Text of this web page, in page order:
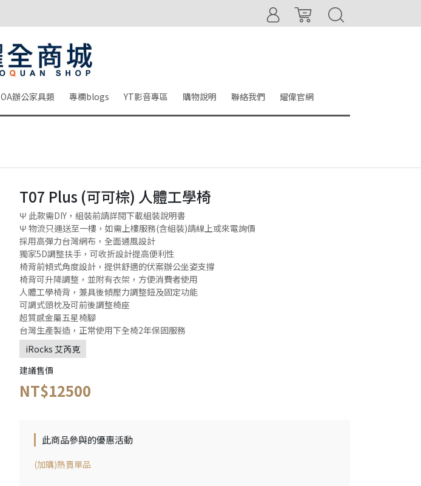
OA辦公家具類 專欄blogs YT影音專區 購物說明 聯絡我們 耀偉官網
T07 Plus (可可棕) 人體工學椅
Ψ 此款需DIY，組裝前請詳閱下載組裝說明書
Ψ 物流只運送至一樓，如需上樓服務(含組裝)請線上或來電詢價
採用高彈力台灣網布，全面通風設計
獨家5D調整扶手，可收折設計提高便利性
椅背前傾式角度設計，提供舒適的伏案辦公坐姿支撐
椅背可升降調整，並附有衣架，方便消費者使用
人體工學椅背，兼具後傾壓力調整鈕及固定功能
可調式頭枕及可前後調整椅座
超質感金屬五星椅腳
台灣生產製造，正常使用下全椅2年保固服務
iRocks 艾芮克
建議售價
NT$12500
此商品參與的優惠活動
(加購)熱賣單品